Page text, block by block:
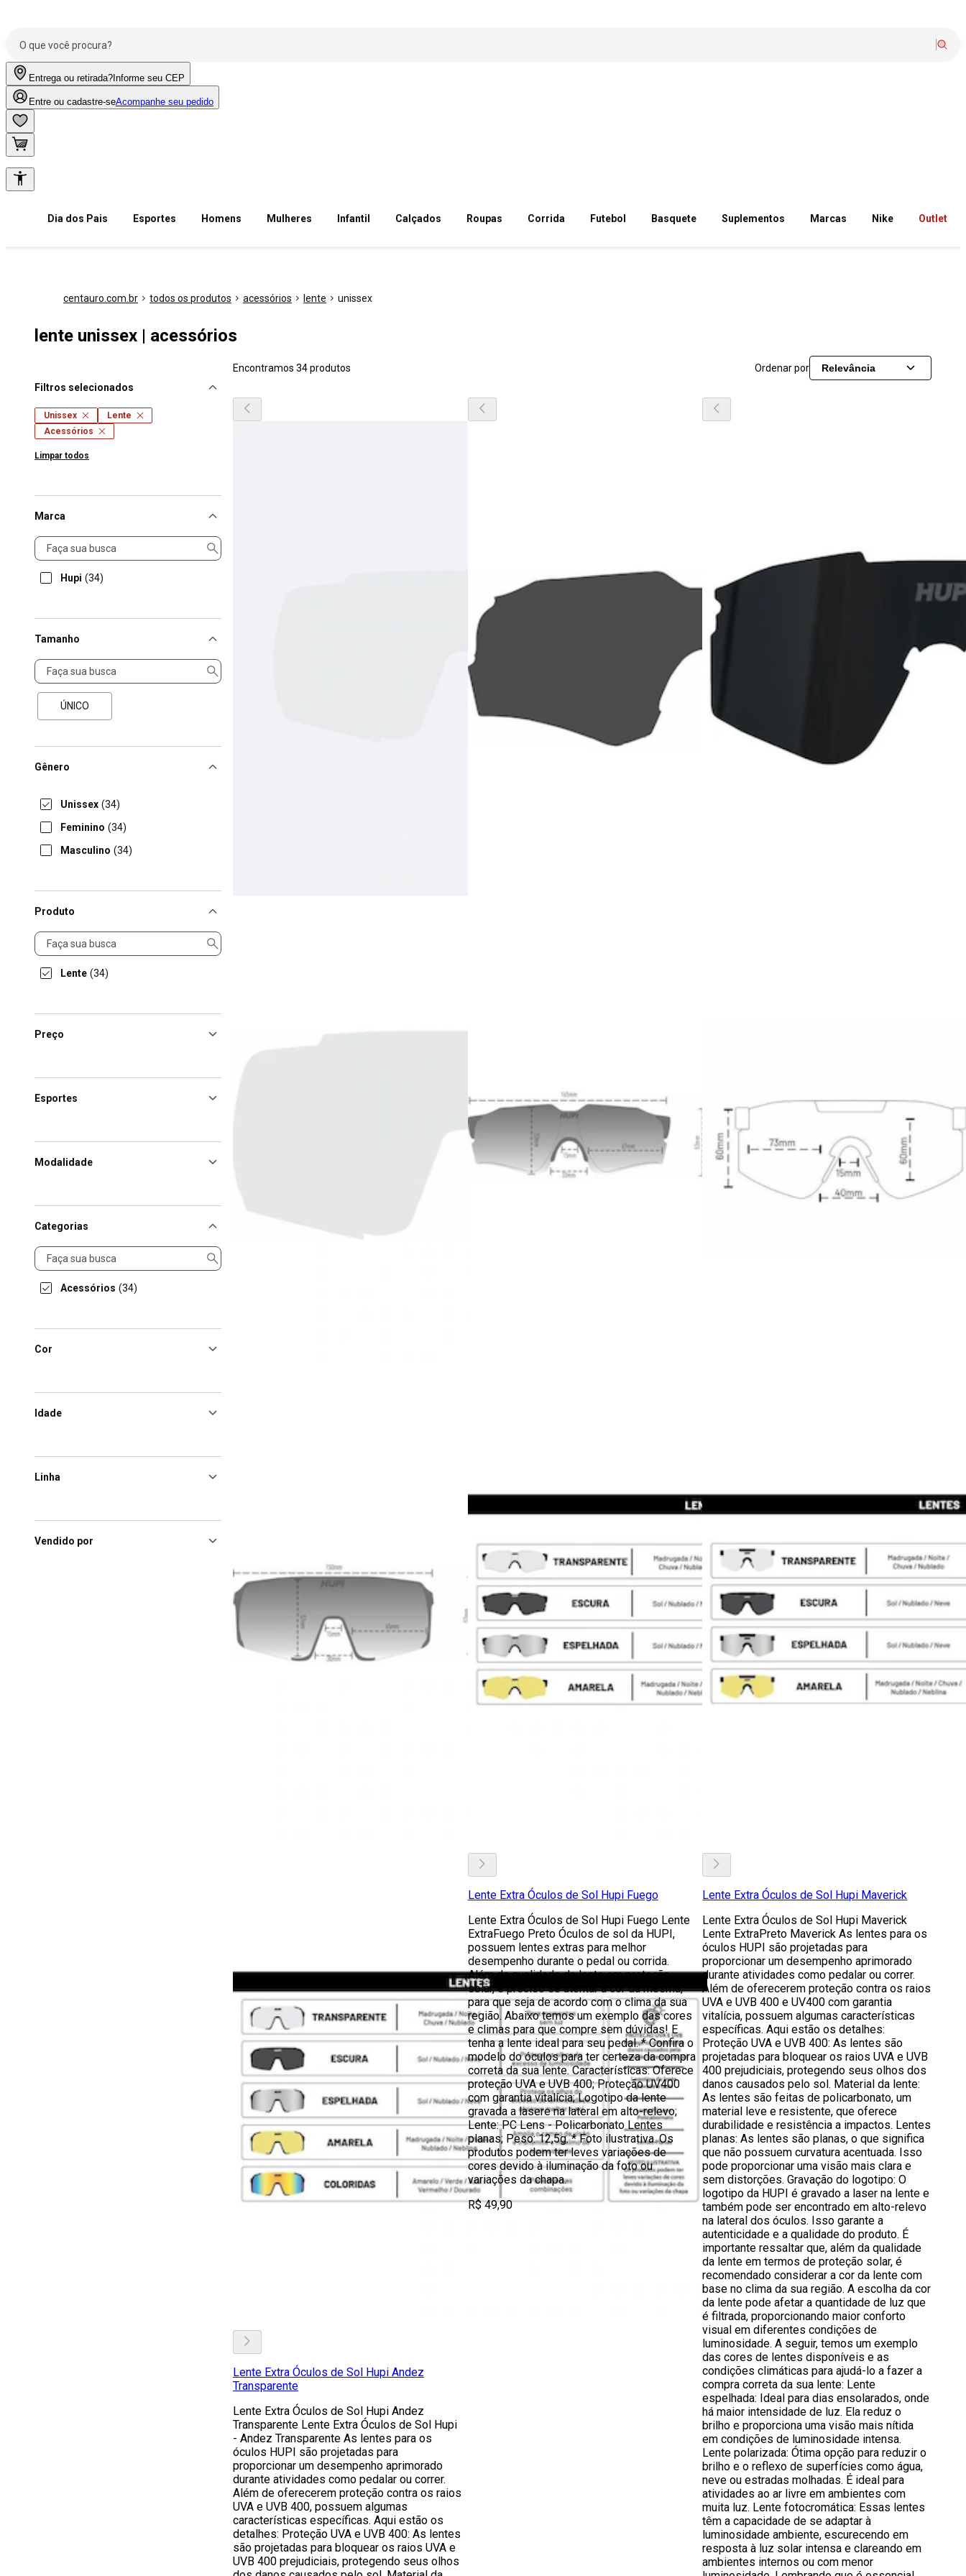
Entrega ou retirada? Informe seu CEP
Entre ou cadastre-seAcompanhe seu pedido
Dia dos Pais Esportes Homens Mulheres Infantil Calçados Roupas Corrida Futebol Basquete Suplementos Marcas Nike Outlet
centauro.com.br todos os produtos acessórios lente unissex
lente unissex | acessórios
Filtros selecionados
Unissex
Lente
Acessórios
Limpar todos
Marca
Marca
Hupi (34)
Tamanho
Tamanho
ÚNICO
Gênero
Unissex (34)
Feminino (34)
Masculino (34)
Produto
Produto
Lente (34)
Preço
Esportes
Modalidade
Categorias
Categorias
Acessórios (34)
Cor
Idade
Linha
Vendido por
Encontramos 34 produtos Ordenar por Relevância
Lente Extra Óculos de Sol Hupi Andez
Transparente
Lente Extra Óculos de Sol Hupi Andez
Transparente Lente Extra Óculos de Sol Hupi
- Andez Transparente As lentes para os
óculos HUPI são projetadas para
proporcionar um desempenho aprimorado
durante atividades como pedalar ou correr.
Além de oferecerem proteção contra os raios
UVA e UVB 400, possuem algumas
características específicas. Aqui estão os
detalhes: Proteção UVA e UVB 400: As lentes
são projetadas para bloquear os raios UVA e
UVB 400 prejudiciais, protegendo seus olhos
Lente Extra Óculos de Sol Hupi Fuego
Lente Extra Óculos de Sol Hupi Fuego Lente
ExtraFuego Preto Óculos de sol da HUPI,
possuem lentes extras para melhor
desempenho durante o pedal ou corrida.
Além da qualidade da lente em proteção
solar, é preciso se atentar a cor da mesma,
para que seja de acordo com o clima da sua
região. Abaixo temos um exemplo das cores
e climas para que compre sem dúvidas! E
tenha a lente ideal para seu pedal. * Confira o
modelo do óculos para ter certeza da compra
correta da sua lente. Características: Oferece
proteção UVA e UVB 400; Proteção UV400
com garantia vitalícia; Logotipo da lente
gravada a lasere na lateral em alto-relevo;
Lente: PC Lens - Policarbonato Lentes
planas; Peso: 12,5g. * Foto ilustrativa. Os
produtos podem ter leves variações de
cores devido à iluminação da foto ou
variações da chapa.
R$ 49,90
Lente Extra Óculos de Sol Hupi Maverick
Lente Extra Óculos de Sol Hupi Maverick
Lente ExtraPreto Maverick As lentes para os
óculos HUPI são projetadas para
proporcionar um desempenho aprimorado
durante atividades como pedalar ou correr.
Além de oferecerem proteção contra os raios
UVA e UVB 400 e UV400 com garantia
vitalícia, possuem algumas características
específicas. Aqui estão os detalhes:
Proteção UVA e UVB 400: As lentes são
projetadas para bloquear os raios UVA e UVB
400 prejudiciais, protegendo seus olhos dos
danos causados pelo sol. Material da lente:
As lentes são feitas de policarbonato, um
material leve e resistente, que oferece
durabilidade e resistência a impactos. Lentes
planas: As lentes são planas, o que significa
que não possuem curvatura acentuada. Isso
pode proporcionar uma visão mais clara e
sem distorções. Gravação do logotipo: O
logotipo da HUPI é gravado a laser na lente e
também pode ser encontrado em alto-relevo
na lateral dos óculos. Isso garante a
autenticidade e a qualidade do produto. É
importante ressaltar que, além da qualidade
da lente em termos de proteção solar, é
recomendado considerar a cor da lente com
base no clima da sua região. A escolha da cor
da lente pode afetar a quantidade de luz que
é filtrada, proporcionando maior conforto
visual em diferentes condições de
luminosidade. A seguir, temos um exemplo
das cores de lentes disponíveis e as
condições climáticas para ajudá-lo a fazer a
compra correta da sua lente: Lente
espelhada: Ideal para dias ensolarados, onde
há maior intensidade de luz. Ela reduz o
brilho e proporciona uma visão mais nítida
em condições de luminosidade intensa.
Lente polarizada: Ótima opção para reduzir o
brilho e o reflexo de superfícies como água,
neve ou estradas molhadas. É ideal para
atividades ao ar livre em ambientes com
muita luz. Lente fotocromática: Essas lentes
têm a capacidade de se adaptar à
luminosidade ambiente, escurecendo em
resposta à luz solar intensa e clareando em
ambientes internos ou com menor